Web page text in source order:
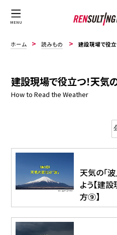
MENU
ホーム 読みもの 建設現場で役
建設現場で役立つ！天気
How to Read the Weather
天気の「
よう【建
方⑨】